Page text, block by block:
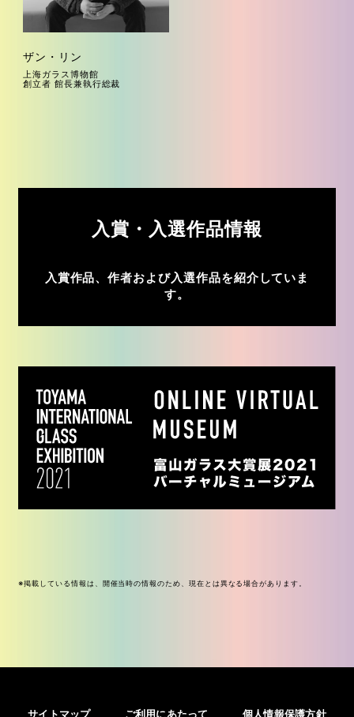
ザン・リン
上海ガラス博物館
創立者 館長兼執行総裁
入賞・入選作品情報
入賞作品、作者および入選作品を紹介していま
す。
※掲載している情報は、開催当時の情報のため、現在とは異なる場合があります。
サイトマップ ご利用にあたって 個人情報保護方針